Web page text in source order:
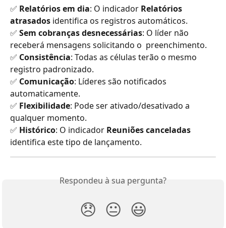
✅ Relatórios em dia: O indicador Relatórios
atrasados identifica os registros automáticos.
✅ Sem cobranças desnecessárias: O líder não
receberá mensagens solicitando o  preenchimento.
✅ Consistência: Todas as células terão o mesmo
registro padronizado.
✅ Comunicação: Líderes são notificados
automaticamente.
✅ Flexibilidade: Pode ser ativado/desativado a
qualquer momento.
✅ Histórico: O indicador Reuniões canceladas
identifica este tipo de lançamento.
Respondeu à sua pergunta?
😞 😐 😃